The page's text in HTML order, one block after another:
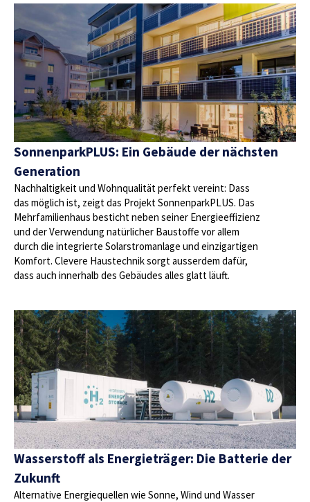
SonnenparkPLUS: Ein Gebäude der nächsten
Generation
Nachhaltigkeit und Wohnqualität perfekt vereint: Dass
das möglich ist, zeigt das Projekt SonnenparkPLUS. Das
Mehrfamilienhaus besticht neben seiner Energieeffizienz
und der Verwendung natürlicher Baustoffe vor allem
durch die integrierte Solarstromanlage und einzigartigen
Komfort. Clevere Haustechnik sorgt ausserdem dafür,
dass auch innerhalb des Gebäudes alles glatt läuft.
Wasserstoff als Energieträger: Die Batterie der
Zukunft
Alternative Energiequellen wie Sonne, Wind und Wasser